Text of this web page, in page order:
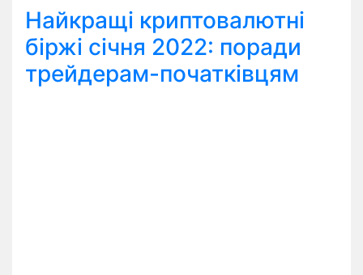
Найкращі криптовалютні
біржі січня 2022: поради
трейдерам-початківцям